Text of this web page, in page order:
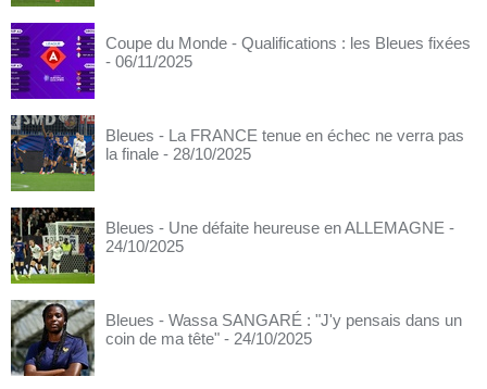
Coupe du Monde - Qualifications : les Bleues fixées
- 06/11/2025
Bleues - La FRANCE tenue en échec ne verra pas
la finale - 28/10/2025
Bleues - Une défaite heureuse en ALLEMAGNE -
24/10/2025
Bleues - Wassa SANGARÉ : "J'y pensais dans un
coin de ma tête" - 24/10/2025